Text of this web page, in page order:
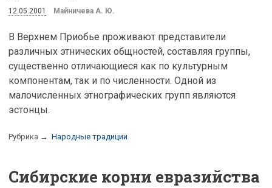
12.05.2001 Майничева А. Ю.
В Верхнем Приобье проживают представители
различных этнических общностей, составляя группы,
существенно отличающиеся как по культурным
компонентам, так и по численности. Одной из
малочисленных этнографических групп являются
эстонцы.
Рубрика → Народные традиции
Сибирские корни евразийства